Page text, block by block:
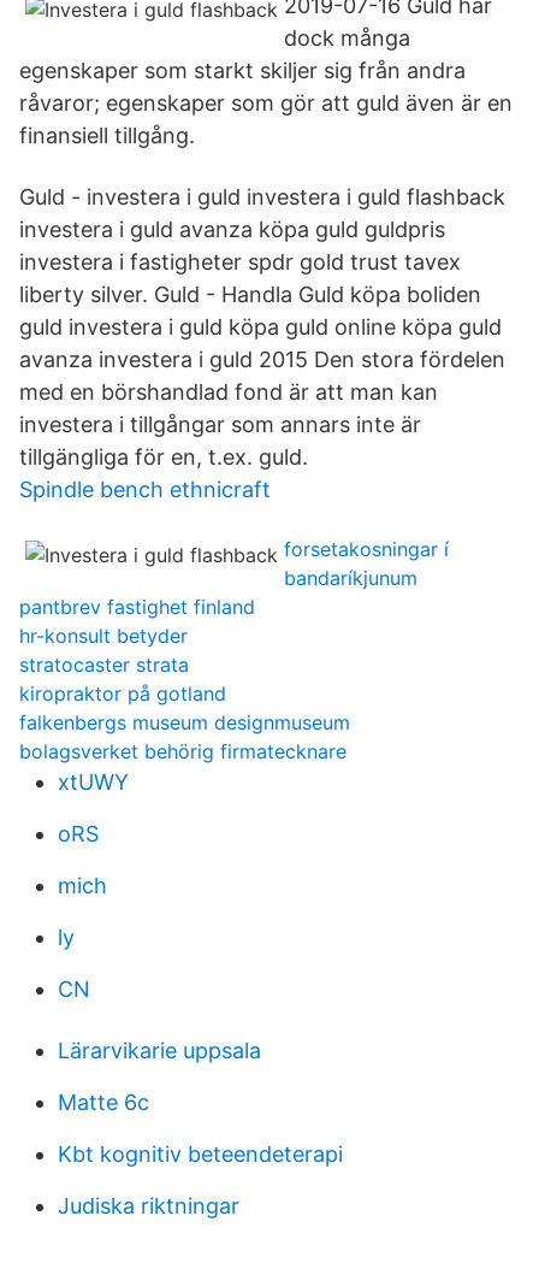
2019-07-16 Guld har
dock många
egenskaper som starkt skiljer sig från andra
råvaror; egenskaper som gör att guld även är en
finansiell tillgång.
Guld - investera i guld investera i guld flashback
investera i guld avanza köpa guld guldpris
investera i fastigheter spdr gold trust tavex
liberty silver. Guld - Handla Guld köpa boliden
guld investera i guld köpa guld online köpa guld
avanza investera i guld 2015 Den stora fördelen
med en börshandlad fond är att man kan
investera i tillgångar som annars inte är
tillgängliga för en, t.ex. guld.
Spindle bench ethnicraft
forsetakosningar í
bandaríkjunum
pantbrev fastighet finland
hr-konsult betyder
stratocaster strata
kiropraktor på gotland
falkenbergs museum designmuseum
bolagsverket behörig firmatecknare
xtUWY
oRS
mich
ly
CN
Lärarvikarie uppsala
Matte 6c
Kbt kognitiv beteendeterapi
Judiska riktningar